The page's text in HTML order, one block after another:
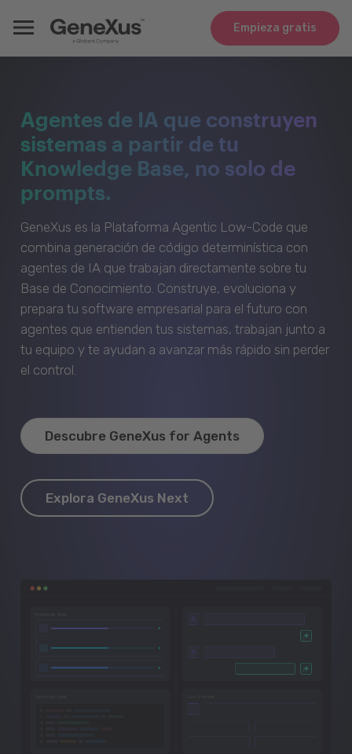
Empieza gratis
Agentes de IA que construyen
sistemas a partir de tu
Knowledge Base, no solo de
prompts.
GeneXus es la Plataforma Agentic Low-Code que
combina generación de código determinística con
agentes de IA que trabajan directamente sobre tu
Base de Conocimiento. Construye, evoluciona y
prepara tu software empresarial para el futuro con
agentes que entienden tus sistemas, trabajan junto a
tu equipo y te ayudan a avanzar más rápido sin perder
el control.
Descubre GeneXus for Agents
Explora GeneXus Next